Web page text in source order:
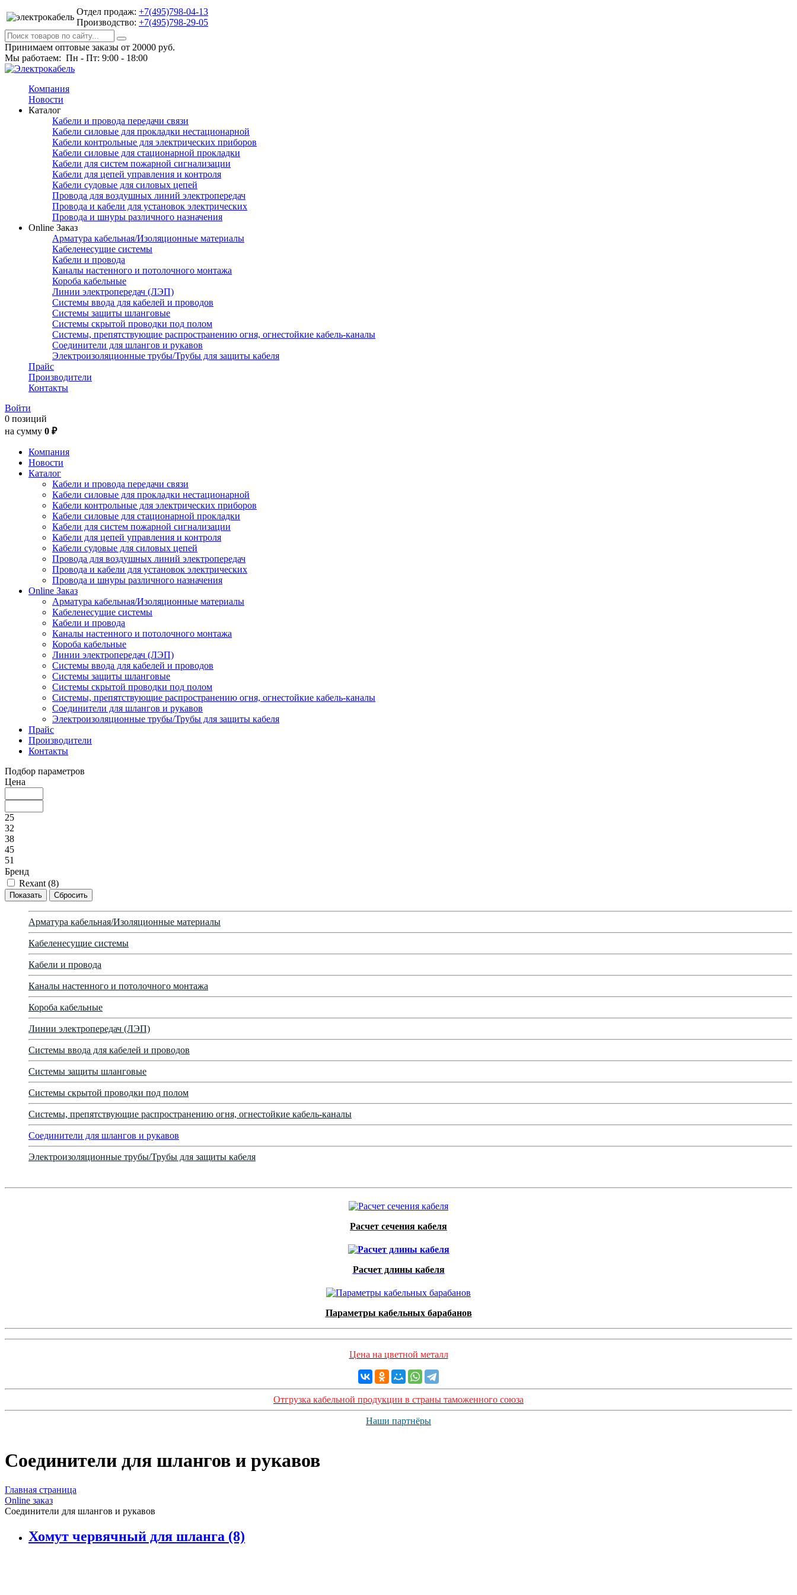
Отдел продаж: +7(495)798-04-13
Производство: +7(495)798-29-05
Принимаем оптовые заказы от 20000 руб.
Мы работаем: Пн - Пт: 9:00 - 18:00
Компания
Новости
Каталог
Кабели и провода передачи связи
Кабели силовые для прокладки нестационарной
Кабели контрольные для электрических приборов
Кабели силовые для стационарной прокладки
Кабели для систем пожарной сигнализации
Кабели для цепей управления и контроля
Кабели судовые для силовых цепей
Провода для воздушных линий электропередач
Провода и кабели для установок электрических
Провода и шнуры различного назначения
Online Заказ
Арматура кабельная/Изоляционные материалы
Кабеленесущие системы
Кабели и провода
Каналы настенного и потолочного монтажа
Короба кабельные
Линии электропередач (ЛЭП)
Системы ввода для кабелей и проводов
Системы защиты шланговые
Системы скрытой проводки под полом
Системы, препятствующие распространению огня, огнестойкие кабель-каналы
Соединители для шлангов и рукавов
Электроизоляционные трубы/Трубы для защиты кабеля
Прайс
Производители
Контакты
Войти
0 позиций
на сумму 0 ₽
Компания
Новости
Каталог
Кабели и провода передачи связи
Кабели силовые для прокладки нестационарной
Кабели контрольные для электрических приборов
Кабели силовые для стационарной прокладки
Кабели для систем пожарной сигнализации
Кабели для цепей управления и контроля
Кабели судовые для силовых цепей
Провода для воздушных линий электропередач
Провода и кабели для установок электрических
Провода и шнуры различного назначения
Online Заказ
Арматура кабельная/Изоляционные материалы
Кабеленесущие системы
Кабели и провода
Каналы настенного и потолочного монтажа
Короба кабельные
Линии электропередач (ЛЭП)
Системы ввода для кабелей и проводов
Системы защиты шланговые
Системы скрытой проводки под полом
Системы, препятствующие распространению огня, огнестойкие кабель-каналы
Соединители для шлангов и рукавов
Электроизоляционные трубы/Трубы для защиты кабеля
Прайс
Производители
Контакты
Подбор параметров
Цена
25
32
38
45
51
Бренд
Rexant (8)
Арматура кабельная/Изоляционные материалы
Кабеленесущие системы
Кабели и провода
Каналы настенного и потолочного монтажа
Короба кабельные
Линии электропередач (ЛЭП)
Системы ввода для кабелей и проводов
Системы защиты шланговые
Системы скрытой проводки под полом
Системы, препятствующие распространению огня, огнестойкие кабель-каналы
Соединители для шлангов и рукавов
Электроизоляционные трубы/Трубы для защиты кабеля
Расчет сечения кабеля
Расчет длины кабеля
Параметры кабельных барабанов
Цена на цветной металл
Отгрузка кабельной продукции в страны таможенного союза
Наши партнёры
Соединители для шлангов и рукавов
Главная страница
Оnline заказ
Соединители для шлангов и рукавов
Хомут червячный для шланга (8)